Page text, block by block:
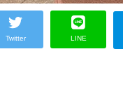
Twitter LINE